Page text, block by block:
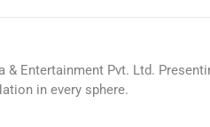
& Entertainment Pvt. Ltd.
in every sphere.